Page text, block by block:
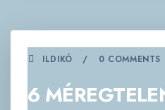
ILDIKÓ 0 COMMENTS
6